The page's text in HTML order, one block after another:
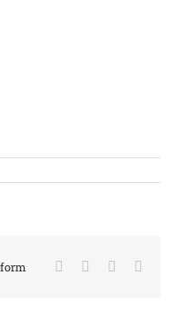
Facebook LinkedIn